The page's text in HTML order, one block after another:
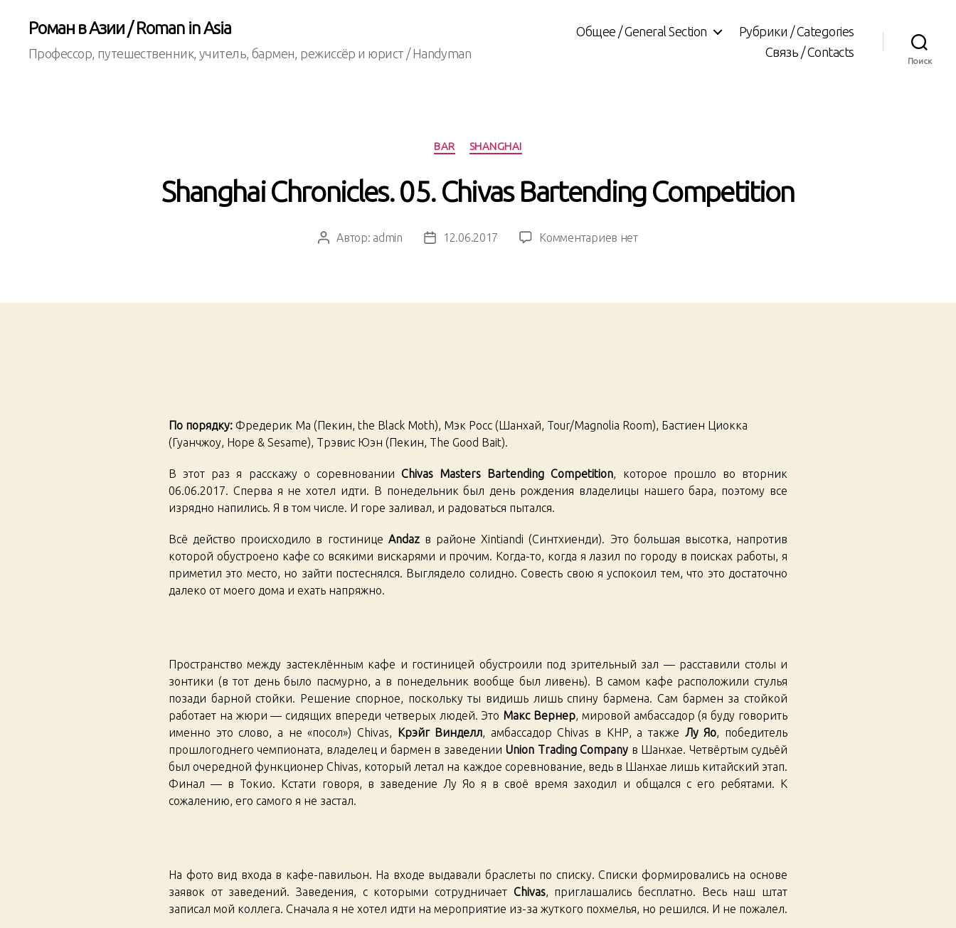
Роман в Азии / Roman in Asia
Профессор, путешественник, учитель, бармен, режиссёр и юрист / Handyman
Общее / General Section
Рубрики / Categories
Связь / Contacts
Поиск
Рубрики
BAR SHANGHAI
Shanghai Chronicles. 05. Chivas Bartending Competition
АвторАвтор: admin
Дата12.06.2017 Комментариевк
05.
нет
По порядку: Фредерик Ма (Пекин, the Black Moth), Мэк Росс (Шанхай, Tour/Magnolia Room), Бастиен Циокка
(Гуанчжоу, Hope & Sesame), Трэвис Юэн (Пекин, The Good Bait).
В этот раз я расскажу о соревновании Chivas Masters Bartending Competition , которое прошло во вторник
06.06.2017. Сперва я не хотел идти. В понедельник был день рождения владелицы нашего бара, поэтому все
изрядно напились. Я в том числе. И горе заливал, и радоваться пытался.
Всё действо происходило в гостинице Andazв районе Xintiandi (Синтхиенди). Это большая высотка, напротив
которой обустроено кафе со всякими вискарями и прочим. Когда-то, когда я лазил по городу в поисках работы, я
приметил это место, но зайти постеснялся. Выглядело солидно. Совесть свою я успокоил тем, что это достаточно
далеко от моего дома и ехать напряжно.
Пространство между застеклённым кафе и гостиницей обустроили под зрительный зал — расставили столы и
зонтики (в тот день было пасмурно, а в понедельник вообще был ливень). В самом кафе расположили стулья
позади барной стойки. Решение спорное, поскольку ты видишь лишь спину бармена. Сам бармен за стойкой
работает на жюри — сидящих впереди четверых людей. Это Макс Вернер , мировой амбассадор (я буду говорить
именно это слово, а не «посол») Chivas,
Крэйг Винделл , амбассадор Chivas в КНР, а также Лу Яо , победитель
прошлогоднего чемпионата, владелец и бармен в заведении Union Trading Company в Шанхае. Четвёртым судьёй
был очередной функционер Chivas, который летал на каждое соревнование, ведь в Шанхае лишь китайский этап.
Финал — в Токио. Кстати говоря, в заведение Лу Яо я в своё время заходил и общался с его ребятами. К
сожалению, его самого я не застал.
На фото вид входа в кафе-павильон. На входе выдавали браслеты по списку. Списки формировались на основе
заявок от заведений. Заведения, с которыми сотрудничает Chivas, приглашались бесплатно. Весь наш штат
записал мой коллега. Сначала я не хотел идти на мероприятие из-за жуткого похмелья, но решился. И не пожалел.